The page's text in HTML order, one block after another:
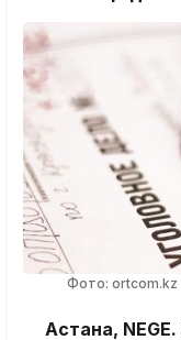
Фото: ortcom.kz
Астана, NEGE.